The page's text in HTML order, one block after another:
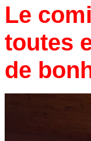
Le
toutes
de